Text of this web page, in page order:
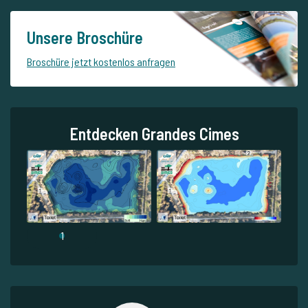
Unsere Broschüre
Broschüre jetzt kostenlos anfragen
Entdecken Grandes Cimes
1